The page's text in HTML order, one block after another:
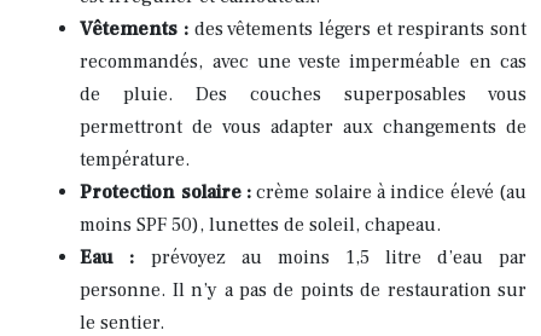
Vêtements : des vêtements légers et respirants sont
recommandés, avec une veste imperméable en cas
de pluie. Des couches superposables vous
permettront de vous adapter aux changements de
température.
Protection solaire :crème solaire à indice élevé (au
moins SPF 50), lunettes de soleil, chapeau.
Eau : prévoyez au moins 1,5 litre d’eau par
personne. Il n’y a pas de points de restauration sur
le sentier.